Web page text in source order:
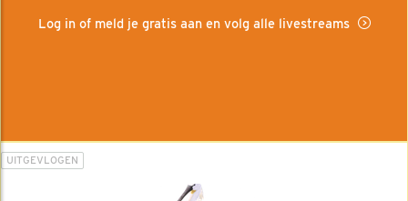
Log in of meld je gratis aan en volg alle livestreams
UITGEVLOGEN